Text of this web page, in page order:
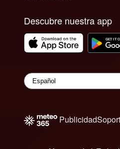
Descubre nuestra app
Publicidad